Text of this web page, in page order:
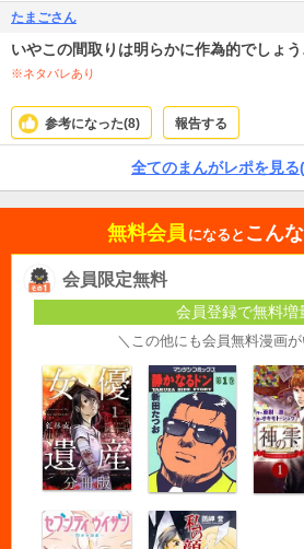
見られるのはまだかなり先になりそうです。連載
が、漫画の連載版だけで最後まで見るなら気長な
たまごさん
いやこの間取りは明らかに作為的でしょ
※ネタバレあり
参考になった(8) 報告する
全てのまんがレポを見る
無料会員 になると こん
会員限定無料
会員登録で無料増
＼この他にも会員無料漫画